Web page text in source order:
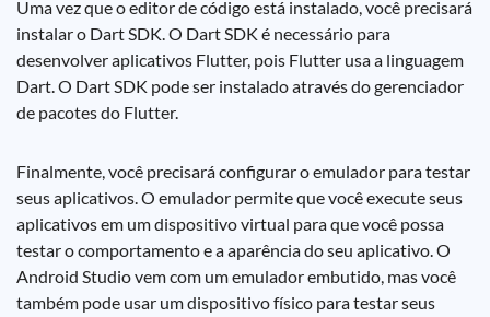
Uma vez que o editor de código está instalado, você precisará
instalar o Dart SDK. O Dart SDK é necessário para
desenvolver aplicativos Flutter, pois Flutter usa a linguagem
Dart. O Dart SDK pode ser instalado através do gerenciador
de pacotes do Flutter.
Finalmente, você precisará configurar o emulador para testar
seus aplicativos. O emulador permite que você execute seus
aplicativos em um dispositivo virtual para que você possa
testar o comportamento e a aparência do seu aplicativo. O
Android Studio vem com um emulador embutido, mas você
também pode usar um dispositivo físico para testar seus